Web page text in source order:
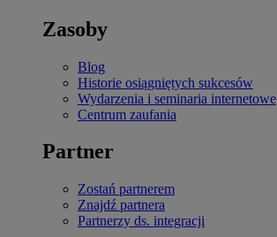
Zasoby
Blog
Historie osiągniętych sukcesów
Wydarzenia i seminaria internetowe
Centrum zaufania
Partner
Zostań partnerem
Znajdź partnera
Partnerzy ds. integracji